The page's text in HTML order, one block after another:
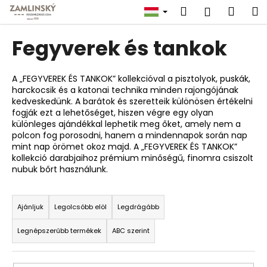
Ugrás
fő
tartalomhoz
Keresés
Fegyverek és tankok
A „FEGYVEREK ÉS TANKOK” kollekcióval a pisztolyok, puskák,
harckocsik és a katonai technika minden rajongójának
kedveskedünk. A barátok és szeretteik különösen értékelni
fogják ezt a lehetőséget, hiszen végre egy olyan
különleges ajándékkal lephetik meg őket, amely nem a
polcon fog porosodni, hanem a mindennapok során nap
mint nap örömet okoz majd. A „FEGYVEREK ÉS TANKOK”
kollekció darabjaihoz prémium minőségű, finomra csiszolt
nubuk bőrt használunk.
T
e
r
m
é
Ajánljuk Legolcsóbb elöl Legdrágább
Legnépszerűbb termékek ABC szerint
o
i
t
k
e
r
e
s
KERESÉS